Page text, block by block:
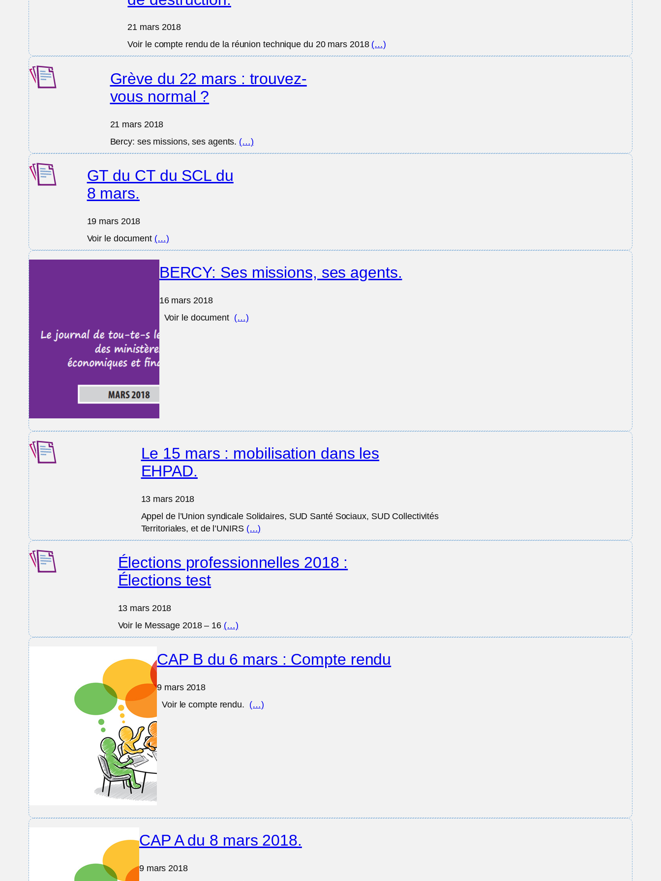
21 mars 2018
Voir le compte rendu de la réunion technique du 20 mars 2018 (…)
Grève du 22 mars : trouvez-
vous normal ?
21 mars 2018
Bercy: ses missions, ses agents. (…)
GT du CT du SCL du
8 mars.
19 mars 2018
Voir le document (…)
BERCY: Ses missions, ses agents.
16 mars 2018
Voir le document (…)
Le 15 mars : mobilisation dans les
EHPAD.
13 mars 2018
Appel de l’Union syndicale Solidaires, SUD Santé Sociaux, SUD Collectivités
Territoriales, et de l’UNIRS (…)
Élections professionnelles 2018 :
Élections test
13 mars 2018
Voir le Message 2018 – 16 (…)
CAP B du 6 mars : Compte rendu
9 mars 2018
Voir le compte rendu. (…)
CAP A du 8 mars 2018.
9 mars 2018